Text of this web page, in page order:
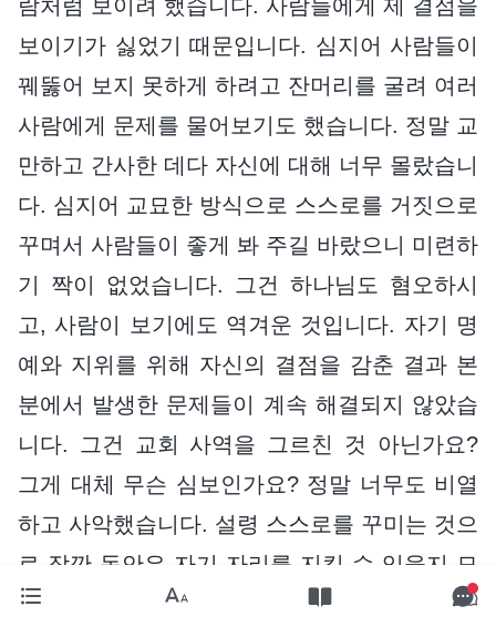
람처럼 보이려 했습니다. 사람들에게 제 결점을
보이기가 싫었기 때문입니다. 심지어 사람들이
꿰뚫어 보지 못하게 하려고 잔머리를 굴려 여러
사람에게 문제를 물어보기도 했습니다. 정말 교
만하고 간사한 데다 자신에 대해 너무 몰랐습니
다. 심지어 교묘한 방식으로 스스로를 거짓으로
꾸며서 사람들이 좋게 봐 주길 바랐으니 미련하
기 짝이 없었습니다. 그건 하나님도 혐오하시
고, 사람이 보기에도 역겨운 것입니다. 자기 명
예와 지위를 위해 자신의 결점을 감춘 결과 본
분에서 발생한 문제들이 계속 해결되지 않았습
니다. 그건 교회 사역을 그르친 것 아닌가요?
그게 대체 무슨 심보인가요? 정말 너무도 비열
하고 사악했습니다. 설령 스스로를 꾸미는 것으
로 잠깐 동안은 자기 자리를 지킬 수 있을지 모
르지만 하나님께서는 이 모든 것을 감찰하십니